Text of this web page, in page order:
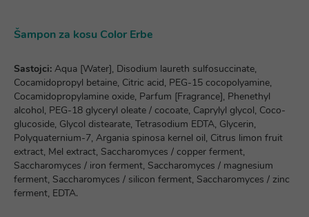
Šampon za kosu Color Erbe
Sastojci: Aqua [Water], Disodium laureth sulfosuccinate,
Cocamidopropyl betaine, Citric acid, PEG-15 cocopolyamine,
Cocamidopropylamine oxide, Parfum [Fragrance], Phenethyl
alcohol, PEG-18 glyceryl oleate / cocoate, Caprylyl glycol, Coco-
glucoside, Glycol distearate, Tetrasodium EDTA, Glycerin,
Polyquaternium-7, Argania spinosa kernel oil, Citrus limon fruit
extract, Mel extract, Saccharomyces / copper ferment,
Saccharomyces / iron ferment, Saccharomyces / magnesium
ferment, Saccharomyces / silicon ferment, Saccharomyces / zinc
ferment, EDTA.